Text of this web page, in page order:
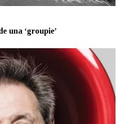
una ‘groupie’